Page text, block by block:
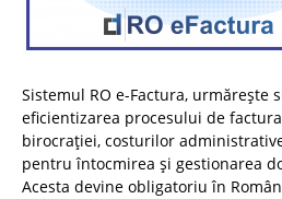
Sistemul RO e-Factura, urmărește
eficientizarea procesului de
birocrației, costurilor
pentru întocmirea și gestionarea
Acesta devine obligatoriu în